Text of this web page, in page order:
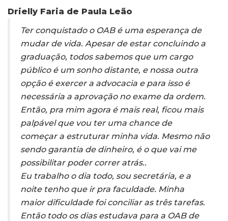
Drielly Faria de Paula Leão
Ter conquistado o OAB é uma esperança de
mudar de vida. Apesar de estar concluindo a
graduação, todos sabemos que um cargo
público é um sonho distante, e nossa outra
opção é exercer a advocacia e para isso é
necessária a aprovação no exame da ordem.
Então, pra mim agora é mais real, ficou mais
palpável que vou ter uma chance de
começar a estruturar minha vida. Mesmo não
sendo garantia de dinheiro, é o que vai me
possibilitar poder correr atrás..
Eu trabalho o dia todo, sou secretária, e a
noite tenho que ir pra faculdade. Minha
maior dificuldade foi conciliar as três tarefas.
Então todo os dias estudava para a OAB de